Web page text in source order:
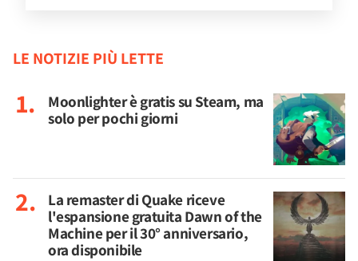
LE NOTIZIE PIÙ LETTE
Moonlighter è gratis su Steam, ma
solo per pochi giorni
La remaster di Quake riceve
l'espansione gratuita Dawn of the
Machine per il 30° anniversario,
ora disponibile